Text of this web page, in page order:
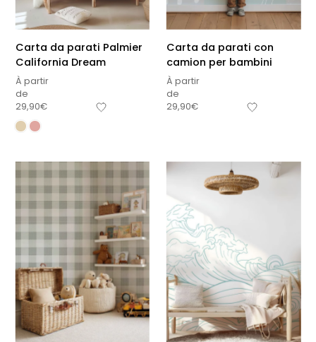
Carta da parati Palmier
California Dream
À partir
de
29,90€
Carta da parati con
camion per bambini
À partir
de
29,90€